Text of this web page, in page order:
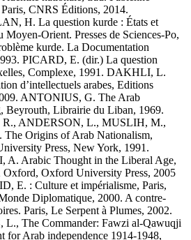
CNRS Éditions, 2014.
H. La question kurde : États et
Moyen-Orient. Presses de Sciences-Po,
kurde. La Documentation
PICARD, E. (dir.) La question
Complexe, 1991. DAKHLI, L.
d’intellectuels arabes, Editions
ANTONIUS, G. The Arab
Beyrouth, Librairie du Liban, 1969.
ANDERSON, L., MUSLIH, M.,
The Origins of Arab Nationalism,
Press, New York, 1991.
A. Arabic Thought in the Liberal Age,
Oxford, Oxford University Press, 2005
E. : Culture et impérialisme, Paris,
Diplomatique, 2000. A contre-
Paris, Le Serpent à Plumes, 2002.
L., The Commander: Fawzi al-Qawuqji
for Arab independence 1914-1948,